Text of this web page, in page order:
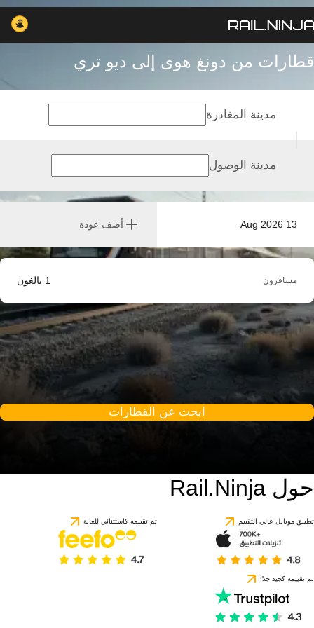
قطارات من دونغ هوى إلى ديو تري
13 Aug 2026 أضف عودة
مدينة المغادرة
مدينة الوصول
مسافرون 1 بالغون
ابحث عن القطارات
حول Rail.Ninja
تطبيق موبايل عالي التقييم تم تقييمه كاستثنائي للغاية
تم تقييمه كجيد جدًا